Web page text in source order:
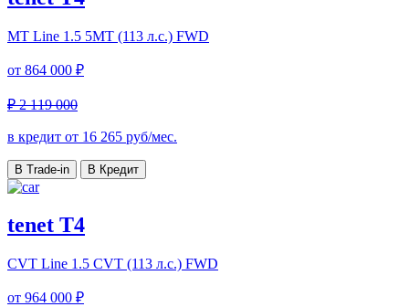
MT Line 1.5 5MT (113 л.с.) FWD
от 864 000 ₽
₽ 2 119 000
в кредит от 16 265 руб/мес.
В Trade-in В Кредит
tenet T4
CVT Line 1.5 CVT (113 л.с.) FWD
от 964 000 ₽